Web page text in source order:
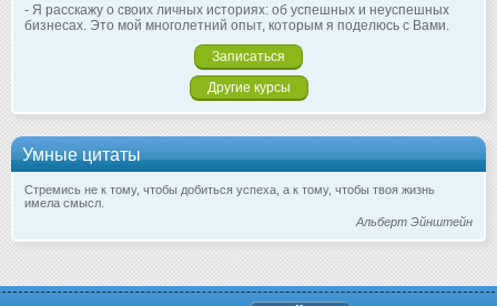
- Я расскажу о своих личных историях: об успешных и неуспешных
бизнесах. Это мой многолетний опыт, которым я поделюсь с Вами.
Записаться
Другие курсы
Умные цитаты
Стремись не к тому, чтобы добиться успеха, а к тому, чтобы твоя жизнь
имела смысл.
Альберт Эйнштейн